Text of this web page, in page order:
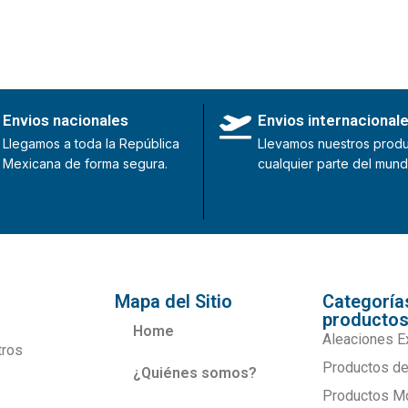
Envios nacionales
Llegamos a toda la República
Mexicana de forma segura.
Envios
Llevamos nuestros
cualquier parte del
Mapa del Sitio
Home
¿Quiénes somos?
productos
Aleaciones
Productos
Productos